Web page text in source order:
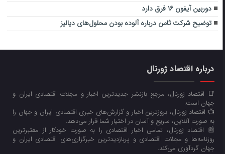
دوربین آیفون ۱۶ فرق دارد
توضیح شرکت ثامن درباره آلوده بودن محلول‌های دیالیز
درباره اقتصاد ژورنال
📑 اقتصاد ژورنال، مرجع بازنشر جدیدترین اخبار و مجلات اقتصادی ایران و
جهان است.
📺 اقتصاد ژورنال، بروزترین اخبار و گزارش‌های خبری اقتصادی ایران و جهان را
به صورت آنلاین، سریع و آسان در اختیار شما قرار می‌‌دهد.
📰 اقتصاد ژورنال، تمامی اخبار اقتصادی را به صورت خودکار از معتبرترین
روزنامه‌ها و مجلات اقتصادی و پربازدیدترین خبرگزاری‌های اقتصادی ایران و
جهان گردآوری می‌کند.